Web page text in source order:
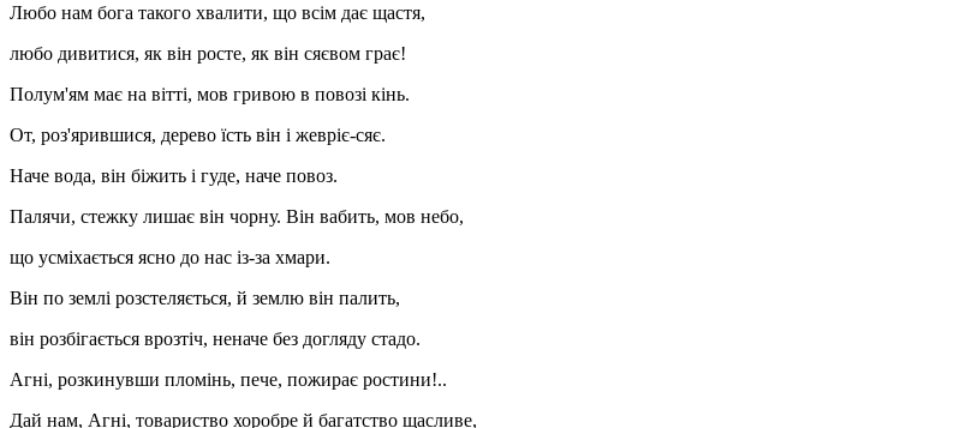
Любо нам бога такого хвалити, що всім дає щастя,
любо дивитися, як він росте, як він сяєвом грає!
Полум'ям має на вітті, мов гривою в повозі кінь.
От, роз'ярившися, дерево їсть він і жевріє-сяє.
Наче вода, він біжить і гуде, наче повоз.
Палячи, стежку лишає він чорну. Він вабить, мов небо,
що усміхається ясно до нас із-за хмари.
Він по землі розстеляється, й землю він палить,
він розбігається врозтіч, неначе без догляду стадо.
Агні, розкинувши пломінь, пече, пожирає ростини!..
Дай нам, Агні, товариство хоробре й багатство щасливе,